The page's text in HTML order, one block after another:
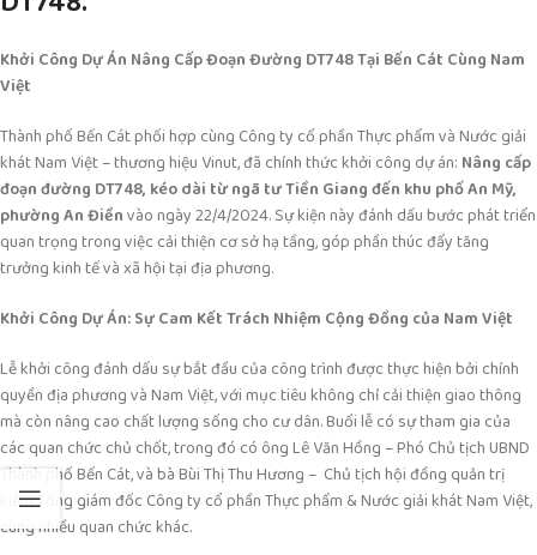
Khởi Công Dự Án Nâng Cấp Đoạn Đường DT748 Tại Bến Cát Cùng Nam
Việt
Thành phố Bến Cát phối hợp cùng Công ty cổ phần Thực phẩm và Nước giải
khát Nam Việt – thương hiệu Vinut, đã chính thức khởi công dự án: Nâng cấp
đoạn đường DT748, kéo dài từ ngã tư Tiền Giang đến khu phố An Mỹ,
phường An Điềnvào ngày 22/4/2024. Sự kiện này đánh dấu bước phát triển
quan trọng trong việc cải thiện cơ sở hạ tầng, góp phần thúc đẩy tăng
trưởng kinh tế và xã hội tại địa phương.
Khởi Công Dự Án: Sự Cam KếtTrách Nhiệm Cộng Đồng của Nam Việt
Lễ khởi công đánh dấu sự bắt đầu của công trình được thực hiện bởi chính
quyền địa phương và Nam Việt, với mục tiêu không chỉ cải thiện giao thông
mà còn nâng cao chất lượng sống cho cư dân. Buổi lễ có sự tham gia của
các quan chức chủ chốt, trong đó có ông Lê Văn Hồng – Phó Chủ tịch UBND
Thành phố Bến Cát, và bà Bùi Thị Thu Hương – Chủ tịch hội đồng quản trị
kiêm Tổng giám đốc Công ty cổ phần Thực phẩm & Nước giải khát Nam Việt,
cùng nhiều quan chức khác.